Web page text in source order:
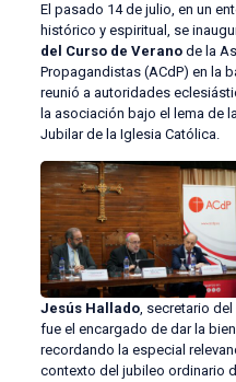
El pasado 14 de julio, en un
histórico y espiritual, se
del Curso de Verano de la
Propagandistas (ACdP) en la
reunió a autoridades
la asociación bajo el lema de
Jubilar de la Iglesia Católica.
Jesús Hallado, secretario del
fue el encargado de dar la
recordando la especial
contexto del jubileo ordinario